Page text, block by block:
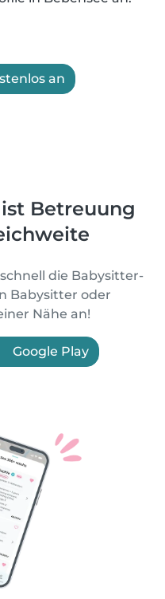
an
Betreuung
die Babysitter-
Babysitter oder
Nähe an!
Google Play